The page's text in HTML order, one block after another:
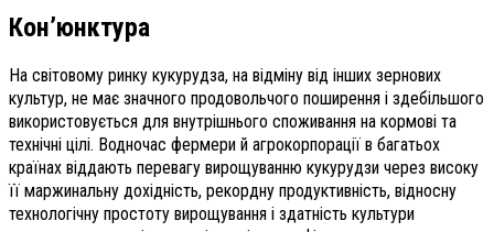
Кон’юнктура
На світовому ринку кукурудза, на відміну від інших зернових
культур, не має значного продовольчого поширення і здебільшого
використовується для внутрішнього споживання на кормові та
технічні цілі. Водночас фермери й агрокорпорації в багатьох
країнах віддають перевагу вирощуванню кукурудзи через високу
її маржинальну дохідність, рекордну продуктивність, відносну
технологічну простоту вирощування і здатність культури